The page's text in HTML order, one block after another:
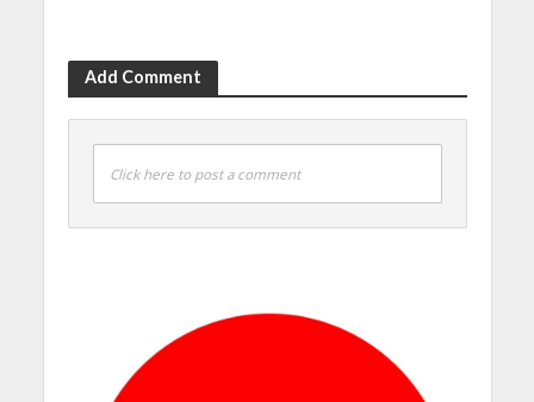
Add Comment
Click here to post a comment